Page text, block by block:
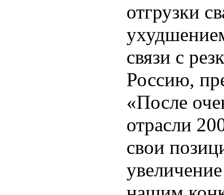
отгрузки
связи с
Россию,
«После
отрасли
свои